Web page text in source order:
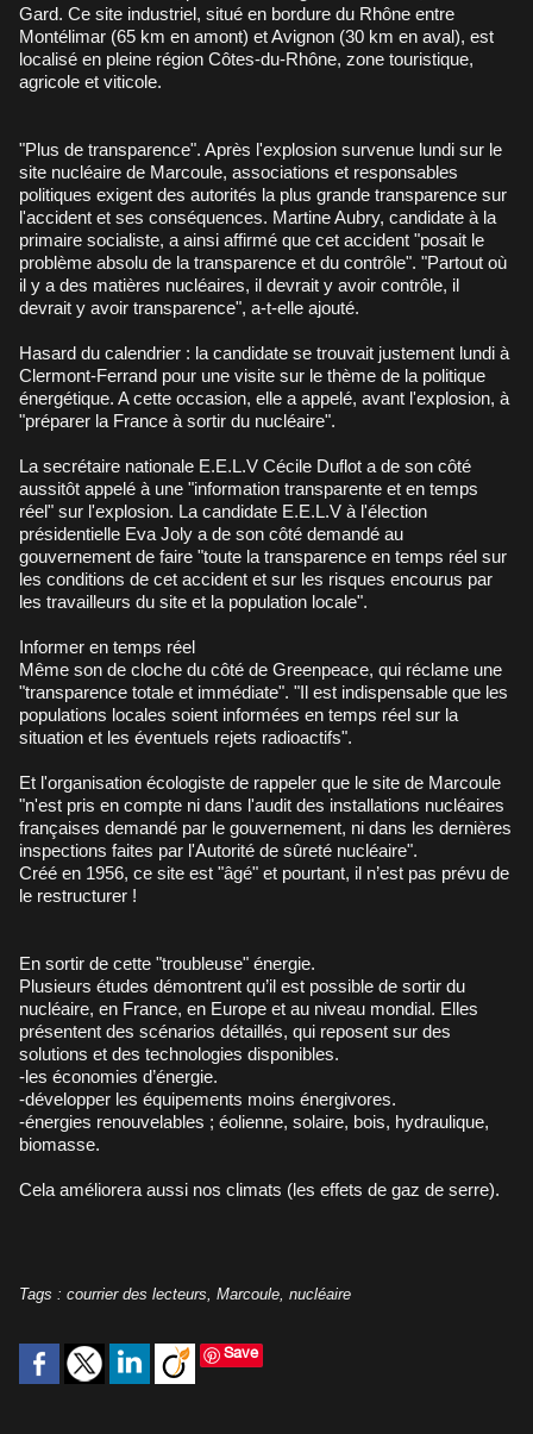
Gard. Ce site industriel, situé en bordure du Rhône entre
Montélimar (65 km en amont) et Avignon (30 km en aval), est
localisé en pleine région Côtes-du-Rhône, zone touristique,
agricole et viticole.
"Plus de transparence". Après l'explosion survenue lundi sur le
site nucléaire de Marcoule, associations et responsables
politiques exigent des autorités la plus grande transparence sur
l'accident et ses conséquences. Martine Aubry, candidate à la
primaire socialiste, a ainsi affirmé que cet accident "posait le
problème absolu de la transparence et du contrôle". "Partout où
il y a des matières nucléaires, il devrait y avoir contrôle, il
devrait y avoir transparence", a-t-elle ajouté.
Hasard du calendrier : la candidate se trouvait justement lundi à
Clermont-Ferrand pour une visite sur le thème de la politique
énergétique. A cette occasion, elle a appelé, avant l'explosion, à
"préparer la France à sortir du nucléaire".
La secrétaire nationale E.E.L.V Cécile Duflot a de son côté
aussitôt appelé à une "information transparente et en temps
réel" sur l'explosion. La candidate E.E.L.V à l'élection
présidentielle Eva Joly a de son côté demandé au
gouvernement de faire "toute la transparence en temps réel sur
les conditions de cet accident et sur les risques encourus par
les travailleurs du site et la population locale".
Informer en temps réel
Même son de cloche du côté de Greenpeace, qui réclame une
"transparence totale et immédiate". "Il est indispensable que les
populations locales soient informées en temps réel sur la
situation et les éventuels rejets radioactifs".
Et l'organisation écologiste de rappeler que le site de Marcoule
"n'est pris en compte ni dans l'audit des installations nucléaires
françaises demandé par le gouvernement, ni dans les dernières
inspections faites par l'Autorité de sûreté nucléaire".
Créé en 1956, ce site est "âgé" et pourtant, il n’est pas prévu de
le restructurer !
En sortir de cette "troubleuse" énergie.
Plusieurs études démontrent qu’il est possible de sortir du
nucléaire, en France, en Europe et au niveau mondial. Elles
présentent des scénarios détaillés, qui reposent sur des
solutions et des technologies disponibles.
-les économies d’énergie.
-développer les équipements moins énergivores.
-énergies renouvelables ; éolienne, solaire, bois, hydraulique,
biomasse.
Cela améliorera aussi nos climats (les effets de gaz de serre).
Tags : courrier des lecteurs Marcoule nucléaire
Save